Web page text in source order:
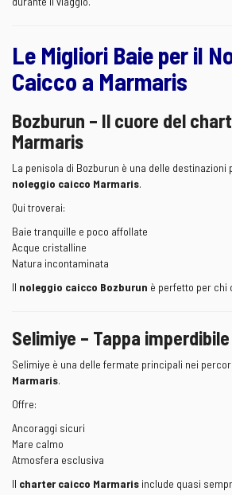
Le Migliori Baie per il
Caicco a Marmaris
Bozburun – Il cuore del
Marmaris
La penisola di Bozburun è una delle destinazioni
noleggio caicco Marmaris.
Qui troverai:
Baie tranquille e poco affollate
Acque cristalline
Natura incontaminata
Il noleggio caicco Bozburun è perfetto per chi
Selimiye – Tappa imperdibile
Selimiye è una delle fermate principali nei
Marmaris.
Offre:
Ancoraggi sicuri
Mare calmo
Atmosfera esclusiva
Il charter caicco Marmaris include quasi